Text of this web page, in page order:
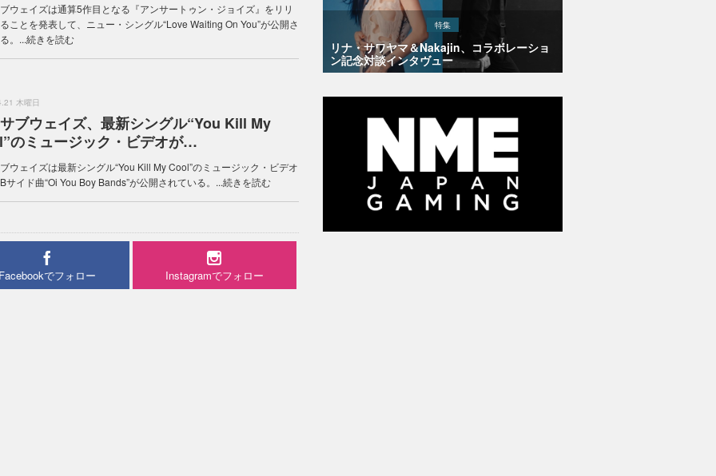
ウェイズは通算5作目となる『アンサートゥン・ジョイズ』をリリ
ことを発表して、ニュー・シングル“Love Waiting On You”が公開さ
。...続きを読む
木曜日
ブウェイズ、最新シングル“You Kill My
のミュージック・ビデオが…
ウェイズは最新シングル“You Kill My Cool”のミュージック・ビデオ
サイド曲“Oi You Boy Bands”が公開されている。...続きを読む
Facebookでフォロー Instagramでフォロー
特集
リナ・サワヤマ＆Nakajin、コラボレーショ
ン記念対談インタヴュー